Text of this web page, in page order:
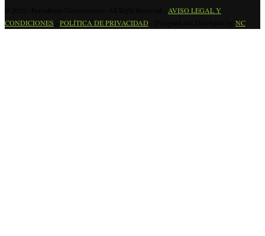
AVISO LEGAL Y
CONDICIONES
POLÍTICA DE PRIVACIDAD NC